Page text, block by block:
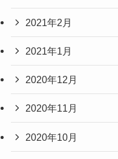
2021年2月
2021年1月
2020年12月
2020年11月
2020年10月